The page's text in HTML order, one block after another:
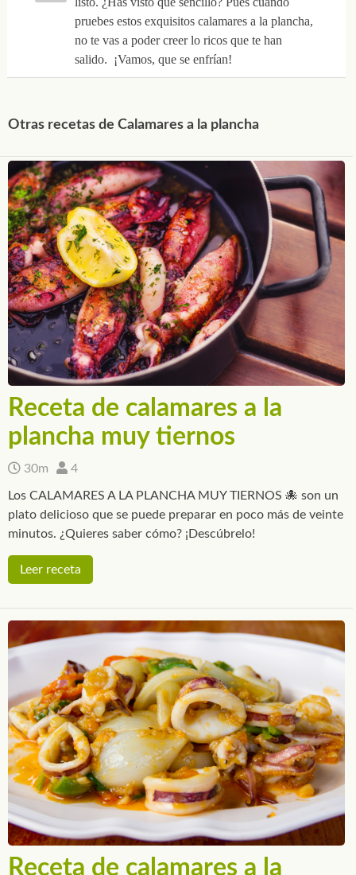
pruebes estos exquisitos calamares a la plancha,
no te vas a poder creer lo ricos que te han
salido. ¡Vamos, que se enfrían!
Otras recetas de Calamares a la plancha
Receta de calamares a la
plancha muy tiernos
30m 4
Los CALAMARES A LA PLANCHA MUY TIERNOS 🐙 son un
plato delicioso que se puede preparar en poco más de veinte
minutos. ¿Quieres saber cómo? ¡Descúbrelo!
Leer receta
Receta de calamares a la